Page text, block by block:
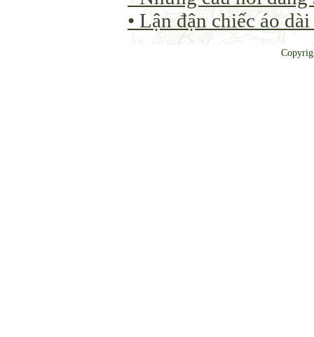
• Lận đận chiếc áo